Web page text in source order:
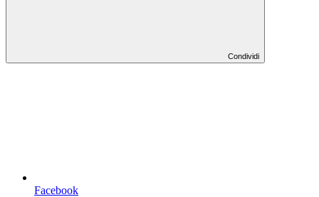
Condividi
Facebook